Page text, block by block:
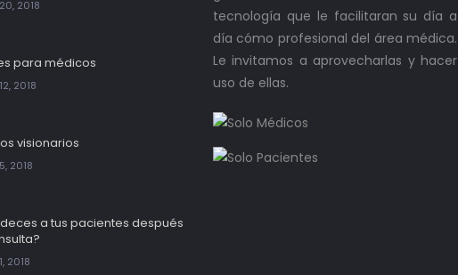
2018
para médicos
2018
visionarios
2018
a tus pacientes después
2018
tecnología que le facilitaran su día a
día cómo profesional del área médica.
Le invitamos a aprovecharlas y hacer
uso de ellas.